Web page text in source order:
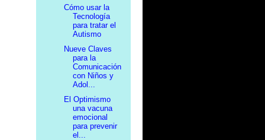
Cómo usar la
Tecnología
para tratar el
Autismo
Nueve Claves
para la
Comunicación
con Niños y
Adol...
El Optimismo
una vacuna
emocional
para prevenir
el...